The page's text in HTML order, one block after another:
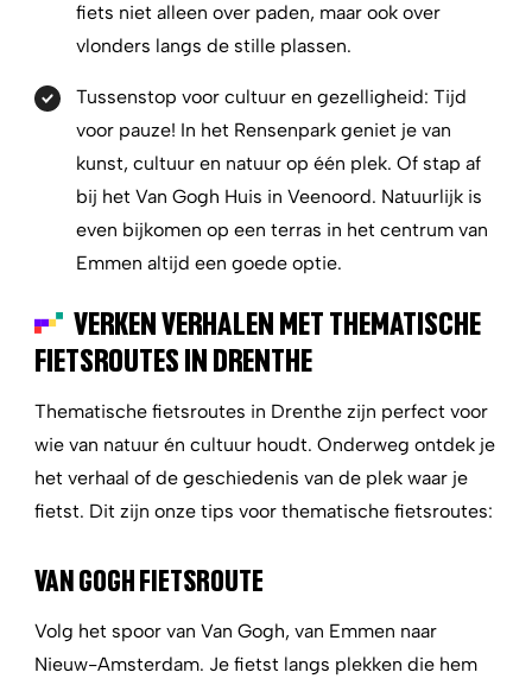
fiets niet alleen over paden, maar ook over
vlonders langs de stille plassen.
Tussenstop voor cultuur en gezelligheid: Tijd
voor pauze! In het Rensenpark geniet je van
kunst, cultuur en natuur op één plek. Of stap af
bij het Van Gogh Huis in Veenoord. Natuurlijk is
even bijkomen op een terras in het centrum van
Emmen altijd een goede optie.
VERKEN VERHALEN MET THEMATISCHE
FIETSROUTES IN DRENTHE
Thematische fietsroutes in Drenthe zijn perfect voor
wie van natuur én cultuur houdt. Onderweg ontdek je
het verhaal of de geschiedenis van de plek waar je
fietst. Dit zijn onze tips voor thematische fietsroutes:
VAN GOGH FIETSROUTE
Volg het spoor van Van Gogh, van Emmen naar
Nieuw-Amsterdam. Je fietst langs plekken die hem